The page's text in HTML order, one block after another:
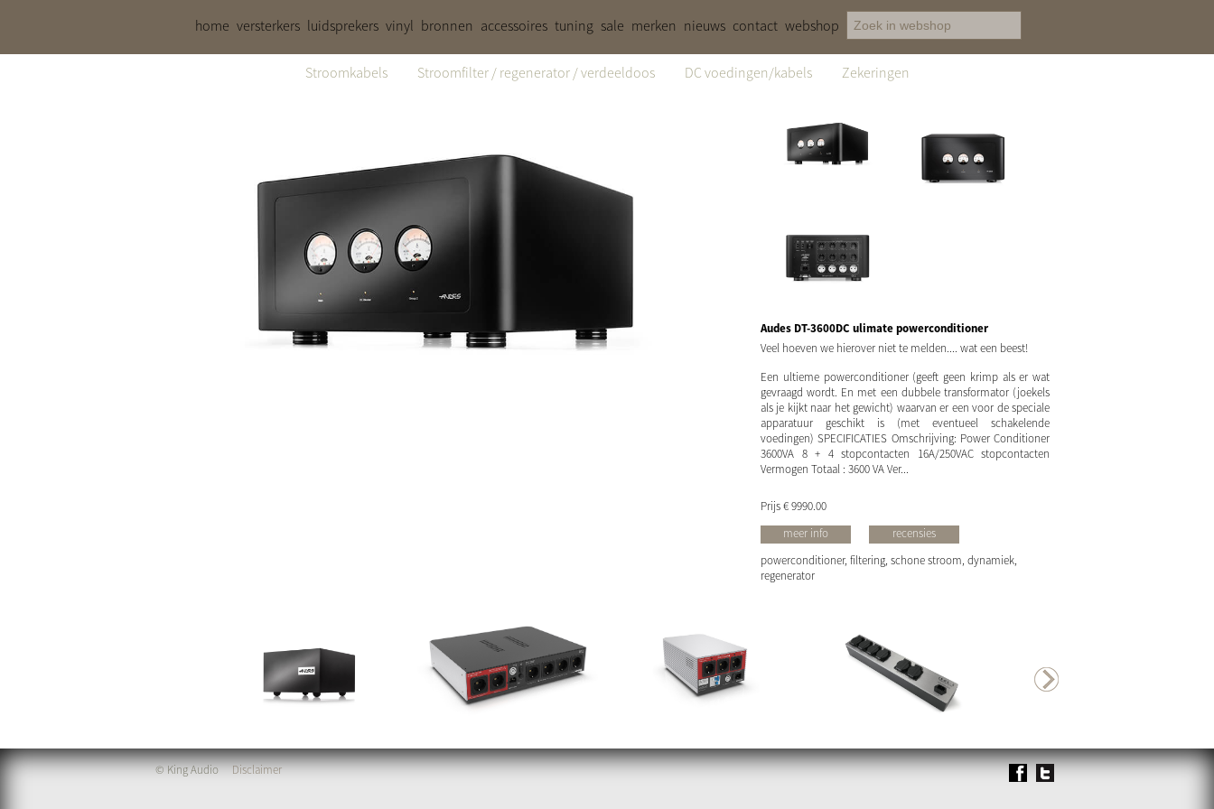
home versterkers luidsprekers vinyl bronnen accessoires tuning sale merken nieuws contact webshop
Stroomkabels Stroomfilter / regenerator / verdeeldoos DC voedingen/kabels Zekeringen
Audes DT-3600DC ulimate powerconditioner
Veel hoeven we hierover niet te melden.... wat een beest!
Een ultieme powerconditioner (geeft geen krimp als er wat
gevraagd wordt. En met een dubbele transformator (joekels
als je kijkt naar het gewicht) waarvan er een voor de speciale
apparatuur geschikt is (met eventueel schakelende
voedingen) SPECIFICATIES Omschrijving: Power Conditioner
3600VA 8 + 4 stopcontacten 16A/250VAC stopcontacten
Vermogen Totaal : 3600 VA Ver...
Prijs€ 9990.00
meer info
recensies
powerconditioner, filtering, schone stroom, dynamiek,
regenerator
© King AudioDisclaimer